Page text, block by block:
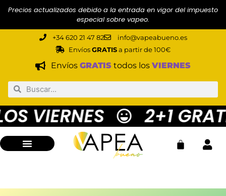
Precios actualizados debido a la entrada en vigor del impuesto
especial sobre vapeo.
+34 620 21 47 82
info@vapeabueno.es
EnvíosGRATISa partir de 100€
EnvíosGRATIS todos losVIERNES
VIERNES 2+1